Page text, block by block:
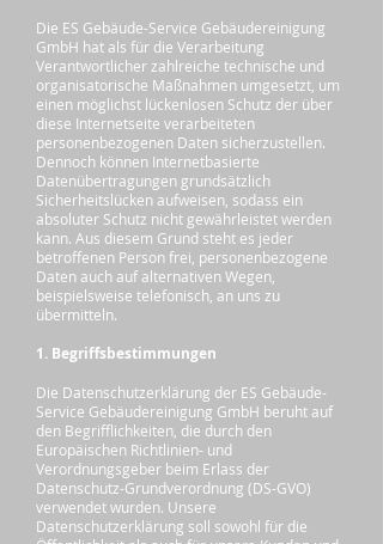
Die ES Gebäude-Service Gebäudereinigung
GmbH hat als für die Verarbeitung
Verantwortlicher zahlreiche technische und
organisatorische Maßnahmen umgesetzt, um
einen möglichst lückenlosen Schutz der über
diese Internetseite verarbeiteten
personenbezogenen Daten sicherzustellen.
Dennoch können Internetbasierte
Datenübertragungen grundsätzlich
Sicherheitslücken aufweisen, sodass ein
absoluter Schutz nicht gewährleistet werden
kann. Aus diesem Grund steht es jeder
betroffenen Person frei, personenbezogene
Daten auch auf alternativen Wegen,
beispielsweise telefonisch, an uns zu
übermitteln.
1. Begriffsbestimmungen
Die Datenschutzerklärung der ES Gebäude-
Service Gebäudereinigung GmbH beruht auf
den Begrifflichkeiten, die durch den
Europäischen Richtlinien- und
Verordnungsgeber beim Erlass der
Datenschutz-Grundverordnung (DS-GVO)
verwendet wurden. Unsere
Datenschutzerklärung soll sowohl für die